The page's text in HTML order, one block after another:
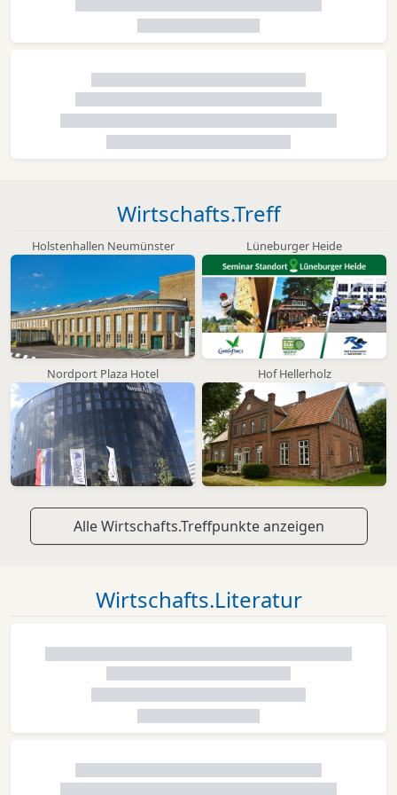
Wirtschafts.Treff
Holstenhallen Neumünster Lüneburger Heide
Nordport Plaza Hotel Hof Hellerholz
Alle Wirtschafts.Treffpunkte anzeigen
Wirtschafts.Literatur